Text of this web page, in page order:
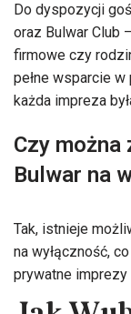
Do dyspozycji
oraz Bulwar Club
firmowe czy
pełne wsparcie w
każda impreza
Czy
Bulwar na
Tak, istnieje
na wyłączność,
prywatne